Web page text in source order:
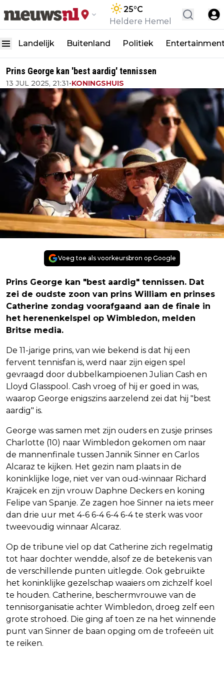
25°C
Heldere Hemel
Landelijk Buitenland Politiek
Prins George kan 'best aardig' tennissen
13 JUL 2025, 21:31•KONINGSHUIS
Voeg toe als voorkeursbron op Google
Prins George kan "best aardig" tennissen. Dat
zei de oudste zoon van prins William en prinses
Catherine zondag voorafgaand aan de finale in
het herenenkelspel op Wimbledon, melden
Britse media.
De 11-jarige prins, van wie bekend is dat hij een
fervent tennisfan is, werd naar zijn eigen spel
gevraagd door dubbelkampioenen Julian Cash en
Lloyd Glasspool. Cash vroeg of hij er goed in was,
waarop George enigszins aarzelend zei dat hij "best
aardig" is.
George was samen met zijn ouders en zusje prinses
Charlotte (10) naar Wimbledon gekomen om naar
de mannenfinale tussen Jannik Sinner en Carlos
Alcaraz te kijken. Het gezin nam plaats in de
koninklijke loge, niet ver van oud-winnaar Richard
Krajicek en zijn vrouw Daphne Deckers en koning
Felipe van Spanje. Ze zagen hoe Sinner na iets meer
dan drie uur met 4-6 6-4 6-4 6-4 te sterk was voor
tweevoudig winnaar Alcaraz.
Op de tribune viel op dat Catherine zich regelmatig
tot haar dochter wendde, alsof ze de betekenis van
de verschillende punten uitlegde. Ook gebruikte
het koninklijke gezelschap waaiers om zichzelf koel
te houden. Catherine, beschermvrouwe van de
tennisorganisatie achter Wimbledon, droeg zelf een
grote strohoed. Die ging af toen ze na het winnende
punt van Sinner de baan opging om de trofeeën uit
te reiken.